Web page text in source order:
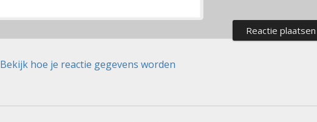
Bekijk hoe je reactie gegevens worden